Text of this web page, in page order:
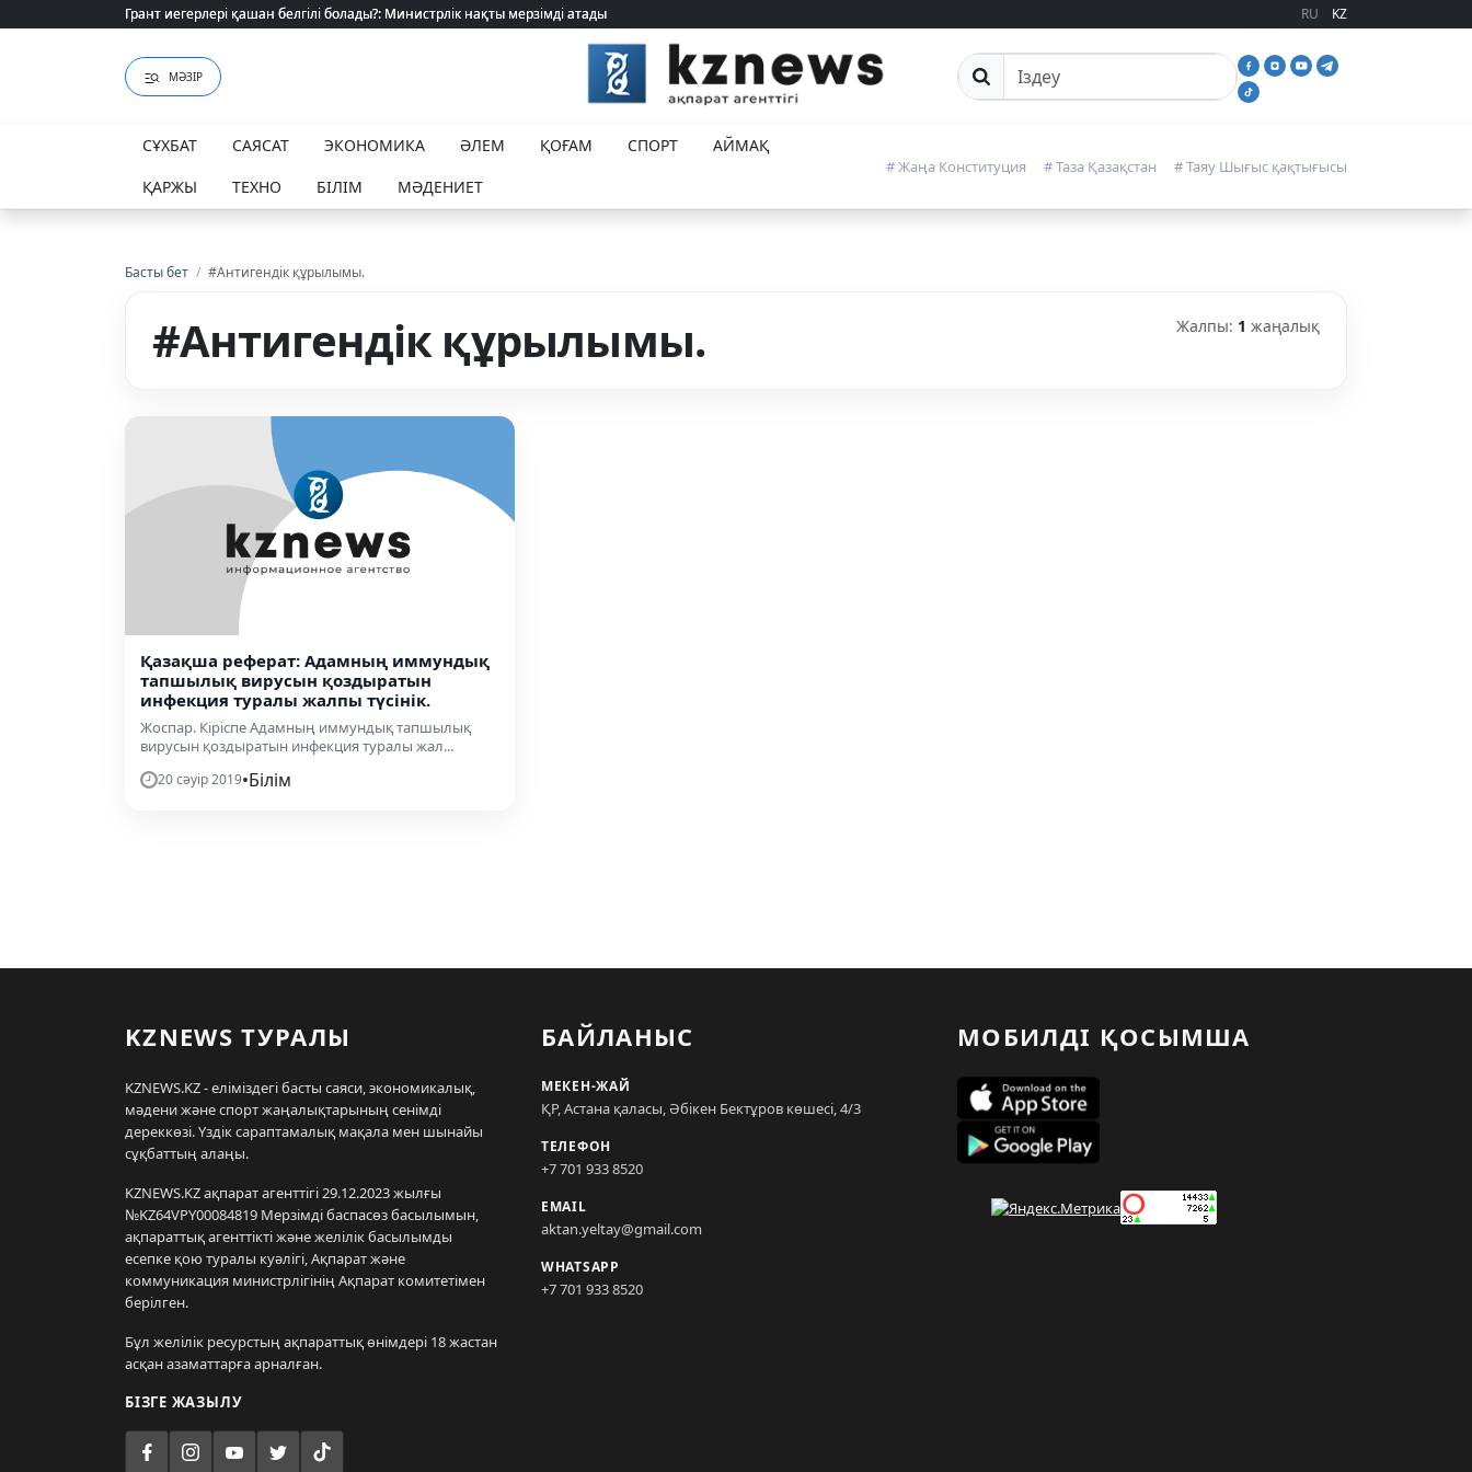
Грант иегерлері қашан белгілі болады?: Министрлік нақты мерзімді атады
Грант иегерлері қашан белгілі болады?: Министрлік нақты мерзімді атады RU KZ
МӘЗІР Сайттан іздеу
СҰХБАТ САЯСАТ ЭКОНОМИКА ӘЛЕМ ҚОҒАМ СПОРТ
АЙМАҚ
ҚАРЖЫ
ТЕХНО БІЛІМ МӘДЕНИЕТ
# Жаңа Конституция # Таза Қазақстан # Таяу Шығыс қақтығысы
Басты бет / #Антигендік құрылымы.
#Антигендік құрылымы. Жалпы: 1 жаңалық
Қазақша реферат: Адамның иммундық
тапшылық вирусын қоздыратын
инфекция туралы жалпы түсінік.
Жоспар. Кіріспе Адамның иммундық тапшылық
вирусын қоздыратын инфекция туралы жал...
20 сәуір 2019•Білім
KZNEWS ТУРАЛЫ
KZNEWS.KZ - еліміздегі басты саяси, экономикалық,
мәдени және спорт жаңалықтарының сенімді
дереккөзі. Үздік сараптамалық мақала мен шынайы
сұқбаттың алаңы.
KZNEWS.KZ ақпарат агенттігі 29.12.2023 жылғы
№KZ64VPY00084819 Мерзімді баспасөз басылымын,
ақпараттық агенттікті және желілік басылымды
есепке қою туралы куәлігі, Ақпарат және
коммуникация министрлігінің Ақпарат комитетімен
берілген.
Бұл желілік ресурстың ақпараттық өнімдері 18 жастан
асқан азаматтарға арналған.
БІЗГЕ ЖАЗЫЛУ
БАЙЛАНЫС
МЕКЕН-ЖАЙ
ҚР, Астана қаласы, Әбікен Бектұров көшесі, 4/3
ТЕЛЕФОН
+7 701 933 8520
EMAIL
aktan.yeltay@gmail.com
WHATSAPP
+7 701 933 8520
МОБИЛДІ ҚОСЫМША